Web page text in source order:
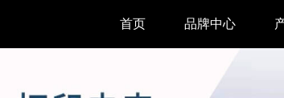
首页 品牌中心